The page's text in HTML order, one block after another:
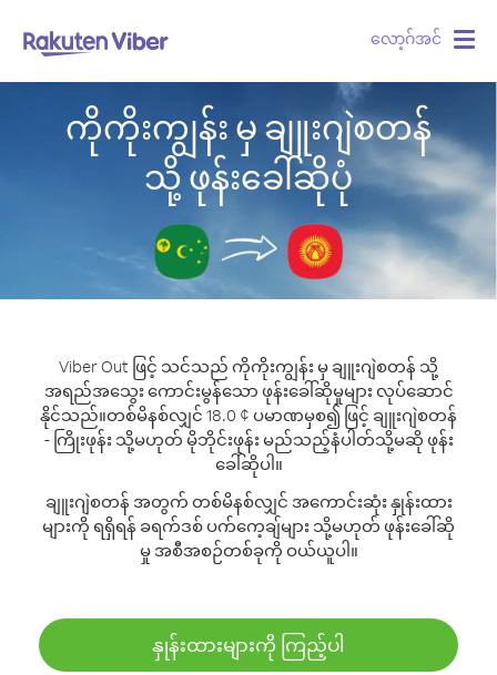
လော့ဂ်အင်
ကိုကိုးကျွန်း မှ ချူးဂျဲစတန်
သို့ ဖုန်းခေါ်ဆိုပုံ
Viber Out ဖြင့် သင်သည် ကိုကိုးကျွန်း မှ ချူးဂျဲစတန် သို့
အရည်အသွေး ကောင်းမွန်သော ဖုန်းခေါ်ဆိုမှုများ လုပ်ဆောင်
နိုင်သည်။တစ်မိနစ်လျှင် 18.0 ¢ ပမာဏမှစ၍ ဖြင့် ချူးဂျဲစတန်
- ကြိုးဖုန်း သို့မဟုတ် မိုဘိုင်းဖုန်း မည်သည့်နံပါတ်သို့မဆို ဖုန်း
ခေါ်ဆိုပါ။
ချူးဂျဲစတန် အတွက် တစ်မိနစ်လျှင် အကောင်းဆုံး နှုန်းထား
များကို ရရှိရန် ခရက်ဒစ် ပက်ကေ့ချ်များ သို့မဟုတ် ဖုန်းခေါ်ဆို
မှု အစီအစဉ်တစ်ခုကို ဝယ်ယူပါ။
နှုန်းထားများကို ကြည့်ပါ